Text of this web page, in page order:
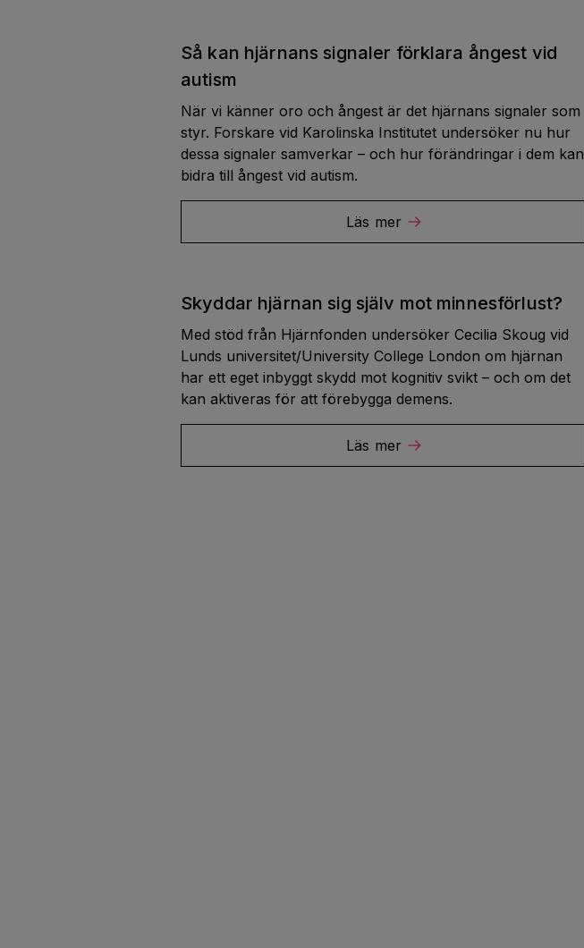
Så kan hjärnans signaler förklara ångest vid
autism
När vi känner oro och ångest är det hjärnans signaler som
styr. Forskare vid Karolinska Institutet undersöker nu hur
dessa signaler samverkar – och hur förändringar i dem kan
bidra till ångest vid autism.
Läs mer
Skyddar hjärnan sig själv mot minnesförlust?
Med stöd från Hjärnfonden undersöker Cecilia Skoug vid
Lunds universitet/University College London om hjärnan
har ett eget inbyggt skydd mot kognitiv svikt – och om det
kan aktiveras för att förebygga demens.
Läs mer